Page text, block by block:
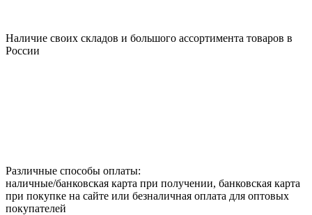
Наличие своих складов и большого ассортимента товаров в
России
Различные способы оплаты:
наличные/банковская карта при получении, банковская карта
при покупке на сайте или безналичная оплата для оптовых
покупателей